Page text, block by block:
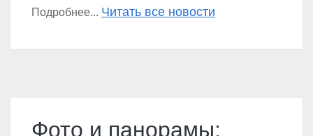
Подробнее... Читать все новости
Фото и панорамы: